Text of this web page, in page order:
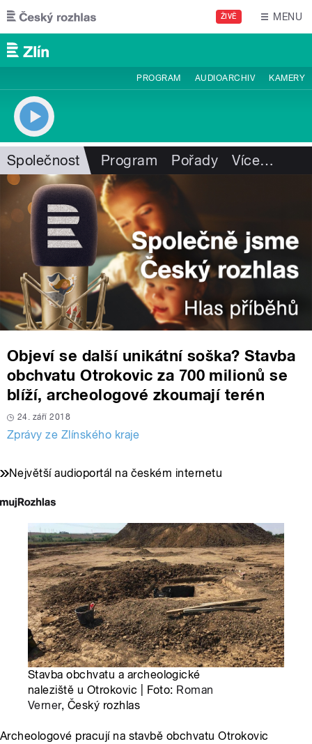
Přejít k hlavnímu obsahu
ŽIVĚ MENU
PROGRAM AUDIOARCHIV KAMERY
Společnost Program Pořady Více…
Objeví se další unikátní soška? Stavba
obchvatu Otrokovic za 700 milionů se
blíží, archeologové zkoumají terén
24. září 2018
Zprávy ze Zlínského kraje
Největší audioportál na českém internetu
Stavba obchvatu a archeologické
naleziště u Otrokovic | Foto: Roman
Verner, Český rozhlas
Archeologové pracují na stavbě obchvatu Otrokovic